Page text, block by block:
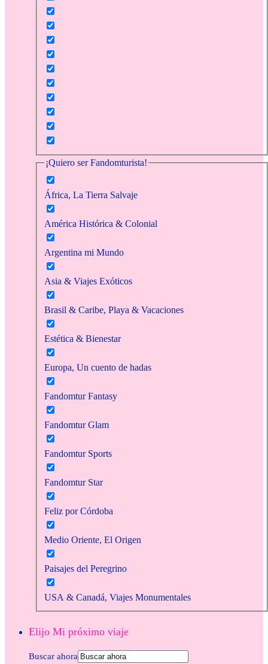
¡Quiero ser Fandomturista!
África, La Tierra Salvaje
América Histórica & Colonial
Argentina mi Mundo
Asia & Viajes Exóticos
Brasil & Caribe, Playa & Vacaciones
Estética & Bienestar
Europa, Un cuento de hadas
Fandomtur Fantasy
Fandomtur Glam
Fandomtur Sports
Fandomtur Star
Feliz por Córdoba
Medio Oriente, El Origen
Paisajes del Peregrino
USA & Canadá, Viajes Monumentales
Elijo Mi próximo viaje
Buscar ahora